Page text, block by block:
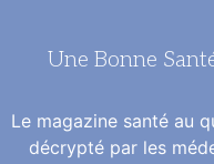
Une Bonne
Le magazine santé au
décrypté par les